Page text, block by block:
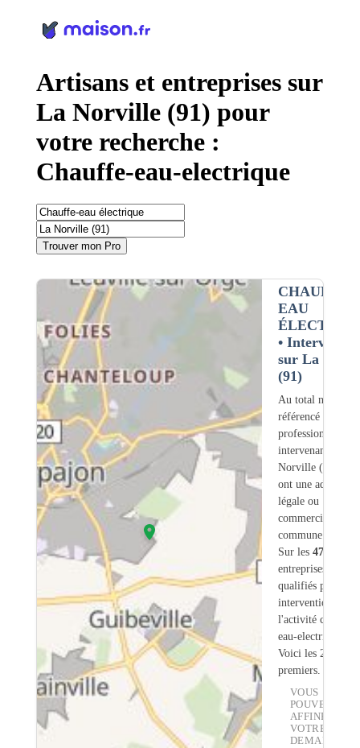
Artisans et entreprises sur
La Norville (91) pour
votre recherche :
Chauffe-eau-electrique
Trouver mon Pro
CHAUFFE-
EAU
•
sur La
(91)
Au total nous
référencé
professionnels
intervenant sur La
Norville (91)
ont une adresse
légale ou
commerciale
commune.
Sur les 47
entreprises
qualifiés pour une
intervention sur
l'activité chauffe-
eau-electrique.
Voici les 20
premiers.
VOUS
POUVEZ
AFFINER
VOTRE
DEMANDE :